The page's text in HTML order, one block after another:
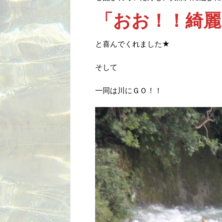
「おお！！綺
と喜んでくれました★
そして
一同は川にＧＯ！！